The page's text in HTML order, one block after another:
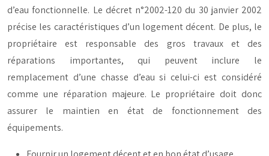
d’eau fonctionnelle. Le décret n°2002-120 du 30 janvier 2002
précise les caractéristiques d’un logement décent. De plus, le
propriétaire est responsable des gros travaux et des
réparations importantes, qui peuvent inclure le
remplacement d’une chasse d’eau si celui-ci est considéré
comme une réparation majeure. Le propriétaire doit donc
assurer le maintien en état de fonctionnement des
équipements.